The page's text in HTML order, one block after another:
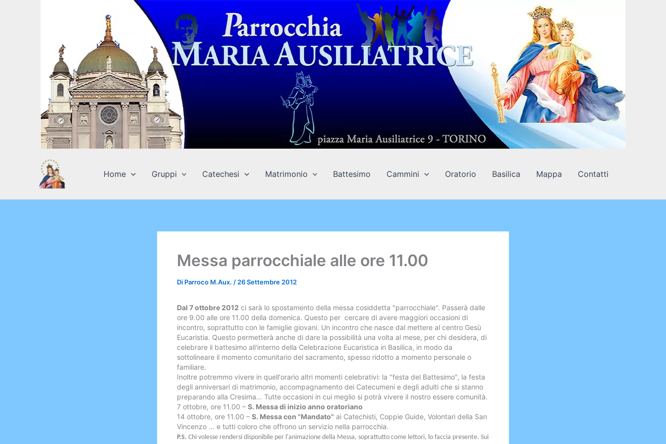
Home Gruppi Catechesi Matrimonio Battesimo Cammini Oratorio Basilica Mappa Contatti
Messa parrocchiale alle ore 11.00
Di Parroco M.Aux. / 26 Settembre 2012
Dal 7 ottobre 2012 ci sarà lo spostamento della messa cosiddetta "parrocchiale". Passerà dalle
ore 9.00 alle ore 11.00 della domenica. Questo per cercare di avere maggiori occasioni di
incontro, soprattutto con le famiglie giovani. Un incontro che nasce dal mettere al centro Gesù
Eucaristia. Questo permetterà anche di dare la possibilità una volta al mese, per chi desidera, di
celebrare il battesimo all'interno della Celebrazione Eucaristica in Basilica, in modo da
sottolineare il momento comunitario del sacramento, spesso ridotto a momento personale o
familiare.
Inoltre potremmo vivere in quell'orario altri momenti celebrativi: la "festa del Battesimo", la festa
degli anniversari di matrimonio, accompagnamento dei Catecumeni e degli adulti che si stanno
preparando alla Cresima… Tutte occasioni in cui meglio si potrà vivere il nostro essere comunità.
7 ottobre, ore 11.00 – S. Messa di inizio anno oratoriano
14 ottobre, ore 11.00 – S. Messa con "Mandato" ai Catechisti, Coppie Guide, Volontari della San
Vincenzo … e tutti coloro che offrono un servizio nella parrocchia.
P.S. Chi volesse rendersi disponibile per l'animazione della Messa, soprattutto come lettori, lo faccia presente. Sui